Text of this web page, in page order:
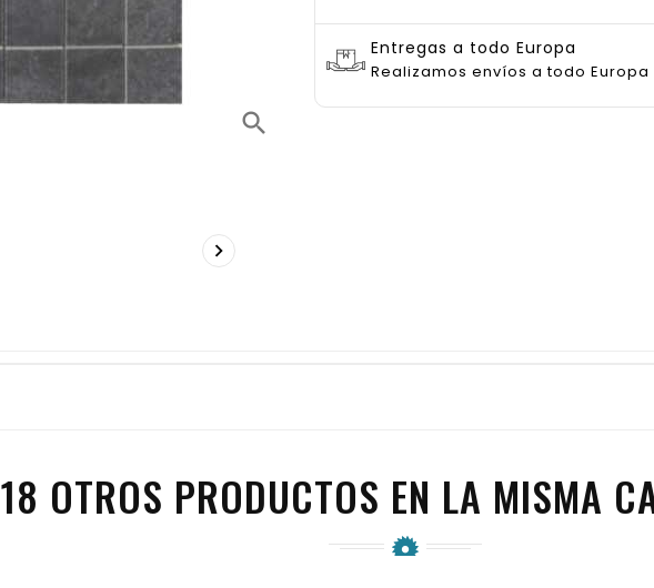
search

Entregas a todo Europa
Realizamos envíos a todo Europa
18 OTROS PRODUCTOS EN LA MISMA